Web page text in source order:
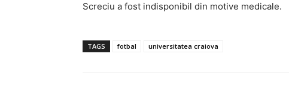
Screciu a fost indisponibil din motive medicale.
TAGS fotbal universitatea craiova